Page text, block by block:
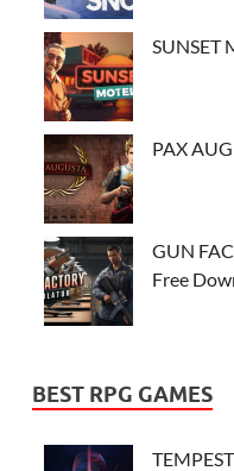
SUNSET
PAX
GUN
Free
BEST RPG GAMES